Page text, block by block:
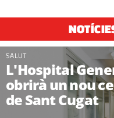
SALUT
L'Hospital
obrirà un nou
de Sant Cugat